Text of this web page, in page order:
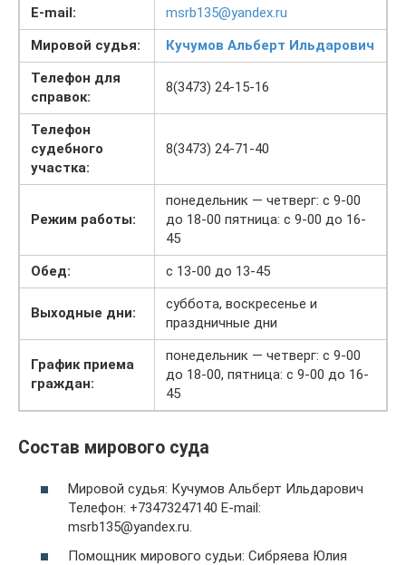
E-mail:
msrb135@yandex.ru
Мировой судья:
Кучумов Альберт Ильдарович
Телефон для
справок:
8(3473) 24-15-16
Телефон
судебного
участка:
8(3473) 24-71-40
Режим работы:
понедельник — четверг: с 9-00
до 18-00 пятница: с 9-00 до 16-
45
Обед:
с 13-00 до 13-45
Выходные дни:
суббота, воскресенье и
праздничные дни
График приема
граждан:
понедельник — четверг: с 9-00
до 18-00, пятница: с 9-00 до 16-
45
Состав мирового суда
Мировой судья: Кучумов Альберт Ильдарович
Телефон: +73473247140 E-mail:
msrb135@yandex.ru.
Помощник мирового судьи: Сибряева Юлия